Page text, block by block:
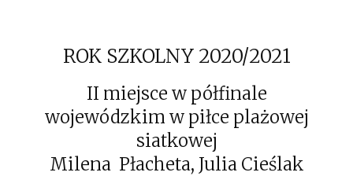
ROK SZKOLNY 2020/2021
II miejsce w półfinale
wojewódzkim w piłce plażowej
siatkowej
Milena Płacheta, Julia Cieślak